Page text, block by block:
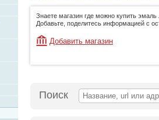
Знаете магазин где можно купить эмаль
Добавьте, поделитесь информацией с
Добавить магазин
Поиск